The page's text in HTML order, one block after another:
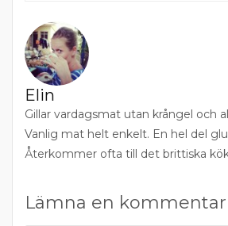
Elin
Gillar vardagsmat utan krångel och
Vanlig mat helt enkelt. En hel del
Återkommer ofta till det brittiska
Lämna en kommentar